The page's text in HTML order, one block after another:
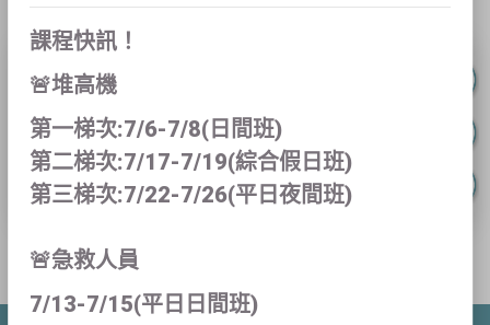
已過報名期限，無法報名
課程快訊！
🚨堆高機
第一梯次:7/6-7/8(日間班)
第二梯次:7/17-7/19(綜合假日班)
第三梯次:7/22-7/26(平日夜間班)
🚨急救人員
7/13-7/15(平日日間班)